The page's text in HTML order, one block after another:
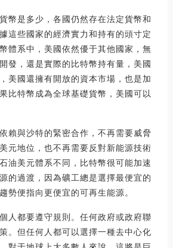
幣是多少，各國仍然存在法定貨幣和
這些國家的經濟實力和持有的頭寸定
體系中，美國依然優于其他國家，無
發，還是實際的比特幣持有量，美國
美國還擁有開放的資本市場，也是加
比特幣成為全球基礎貨幣，美國可以
賴與沙特的緊密合作，不再需要威脅
元地位，也不再需要反對新能源技術
油美元體系不同，比特幣很可能加速
的過渡，因為礦工總是選擇最便宜的
勢便指向更便宜的可再生能源。
人都要遵守規則。任何政府或政府聯
。但任何人都可以選擇一種去中心化